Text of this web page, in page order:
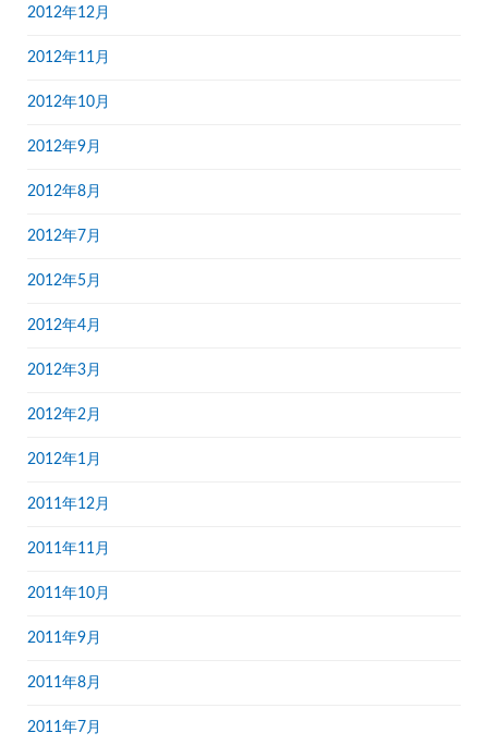
2012年12月
2012年11月
2012年10月
2012年9月
2012年8月
2012年7月
2012年5月
2012年4月
2012年3月
2012年2月
2012年1月
2011年12月
2011年11月
2011年10月
2011年9月
2011年8月
2011年7月